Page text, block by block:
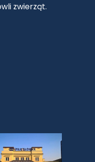
zwierząt.